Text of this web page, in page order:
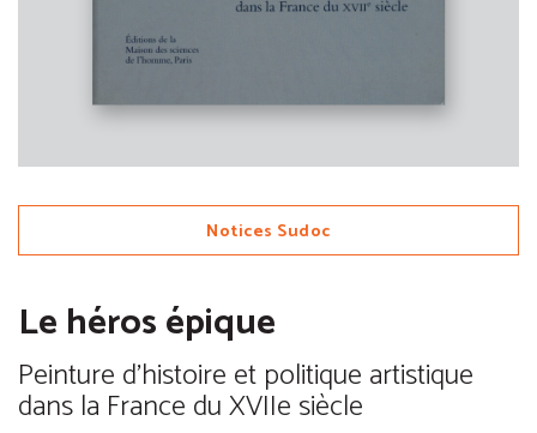
Notices Sudoc
Le héros épique
Peinture d'histoire et politique artistique
dans la France du XVIIe siècle